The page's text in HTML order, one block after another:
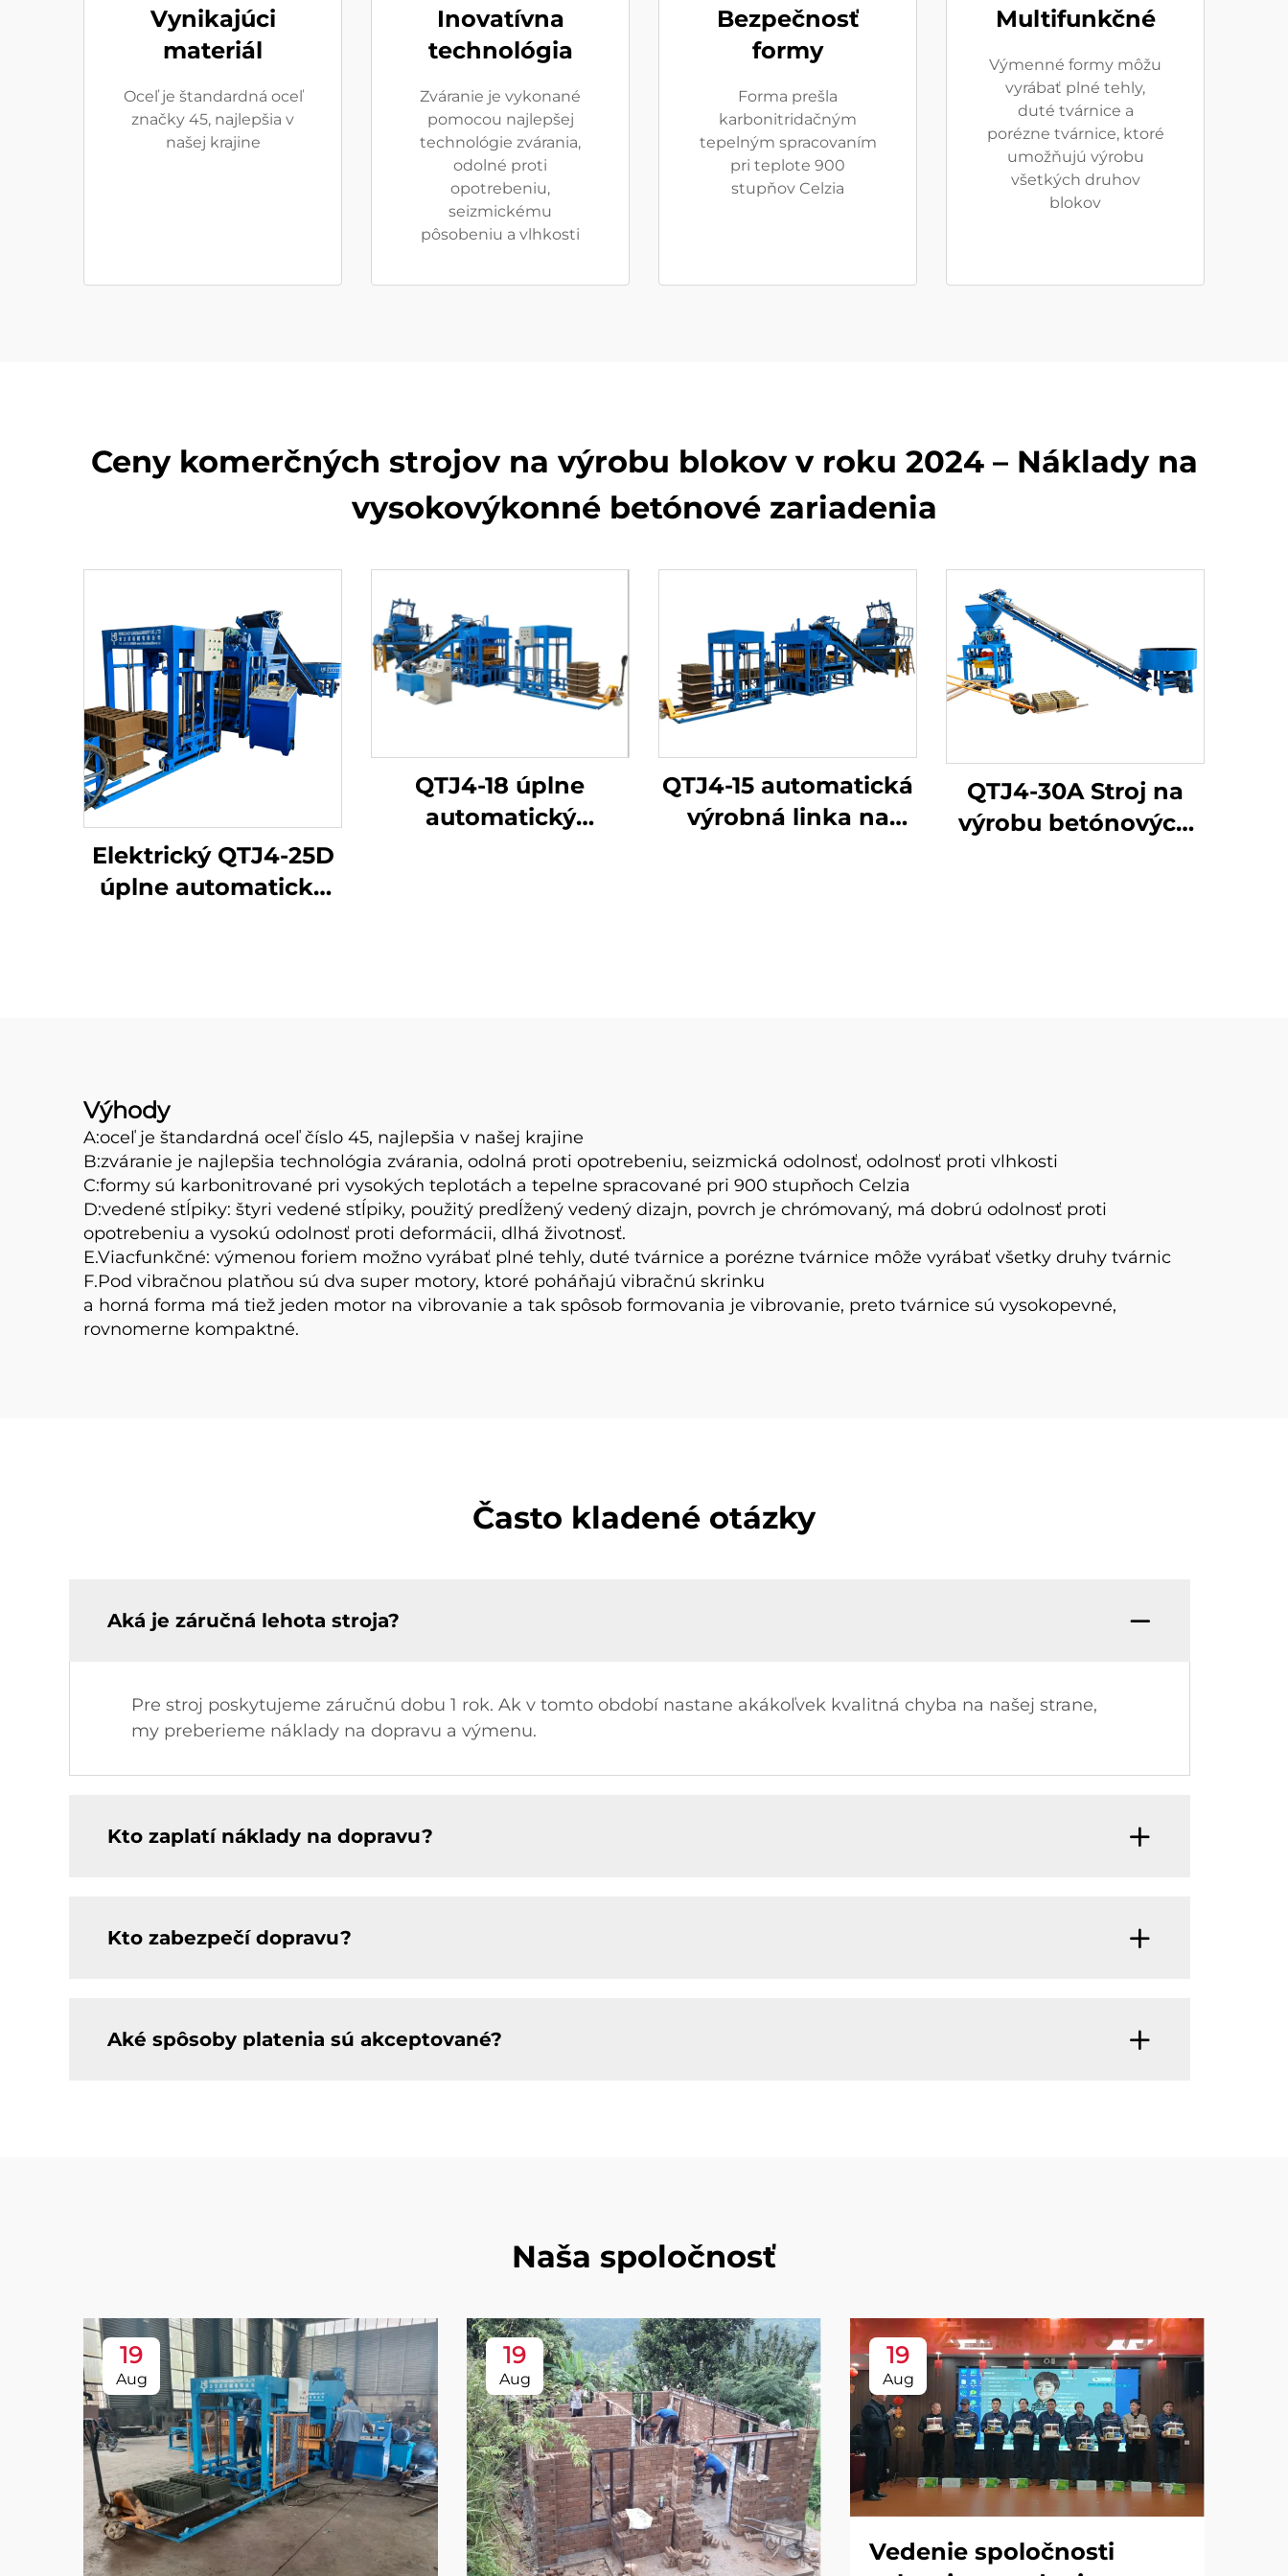
Vynikajúci
materiál
Oceľ je štandardná oceľ
značky 45, najlepšia v
našej krajine
Inovatívna
technológia
Zváranie je vykonané
pomocou najlepšej
technológie zvárania,
odolné proti
opotrebeniu,
seizmickému
pôsobeniu a vlhkosti
Bezpečnosť
formy
Forma prešla
karbonitridačným
tepelným spracovaním
pri teplote 900
stupňov Celzia
Multifunkčné
Výmenné formy môžu
vyrábať plné tehly,
duté tvárnice a
porézne tvárnice, ktoré
umožňujú výrobu
všetkých druhov
blokov
Ceny komerčných strojov na výrobu blokov v roku 2024 – Náklady na
vysokovýkonné betónové zariadenia
Elektrický QTJ4-25D
úplne automatický
QTJ4-18 úplne
automatický
QTJ4-15 automatická
výrobná linka na
QTJ4-30A Stroj na
výrobu betónových
Výhody
A:oceľ je štandardná oceľ číslo 45, najlepšia v našej krajine
B:zváranie je najlepšia technológia zvárania, odolná proti opotrebeniu, seizmická odolnosť, odolnosť proti vlhkosti
C:formy sú karbonitrované pri vysokých teplotách a tepelne spracované pri 900 stupňoch Celzia
D:vedené stĺpiky: štyri vedené stĺpiky, použitý predĺžený vedený dizajn, povrch je chrómovaný, má dobrú odolnosť proti
opotrebeniu a vysokú odolnosť proti deformácii, dlhá životnosť.
E.Viacfunkčné: výmenou foriem možno vyrábať plné tehly, duté tvárnice a porézne tvárnice môže vyrábať všetky druhy tvárnic
F.Pod vibračnou platňou sú dva super motory, ktoré poháňajú vibračnú skrinku
a horná forma má tiež jeden motor na vibrovanie a tak spôsob formovania je vibrovanie, preto tvárnice sú vysokopevné,
rovnomerne kompaktné.
Často kladené otázky
Aká je záručná lehota stroja?
Pre stroj poskytujeme záručnú dobu 1 rok. Ak v tomto období nastane akákoľvek kvalitná chyba na našej strane,
my preberieme náklady na dopravu a výmenu.
Kto zaplatí náklady na dopravu?
Kto zabezpečí dopravu?
Aké spôsoby platenia sú akceptované?
Naša spoločnosť
19
Aug
19
Aug
19
Aug
Vedenie spoločnosti